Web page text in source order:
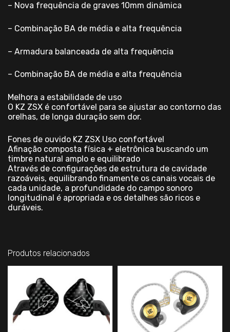
– Nova frequência de graves 10mm dinâmica
– Combinação BA de média e alta frequência
– Armadura balanceada de alta frequência
– Combinação BA de média e alta frequência
Melhora a estabilidade de uso
O KZ ZSX é confortável para se ajustar ao contorno das
orelhas, de longa duração sem dor.
Fones de ouvido KZ ZSX Uso confortável
Afinação composta física + eletrônica buscando um
timbre natural amplo e equilibrado
Através de configurações de estrutura de cavidade
razoáveis, equilibrando finamente os canais vocais de
cada unidade, a profundidade do campo sonoro
longitudinal é apropriada e os detalhes são ricos e
duráveis.
Produtos relacionados